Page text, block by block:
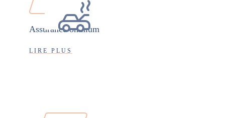
Assurance omnium
LIRE PLUS